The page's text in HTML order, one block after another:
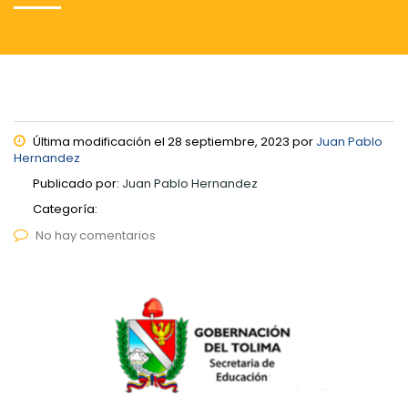
Última modificación el 28 septiembre, 2023 por Juan Pablo
Hernandez
Publicado por: Juan Pablo Hernandez
Categoría:
No hay comentarios